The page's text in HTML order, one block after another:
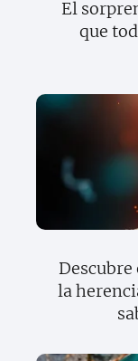
El
que
la